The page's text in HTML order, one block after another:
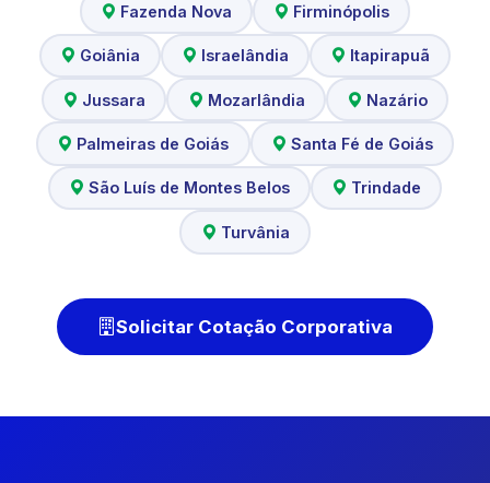
Fazenda Nova Firminópolis
Goiânia Israelândia Itapirapuã
Jussara Mozarlândia Nazário
Palmeiras de Goiás Santa Fé de Goiás
São Luís de Montes Belos Trindade
Turvânia
Solicitar Cotação Corporativa